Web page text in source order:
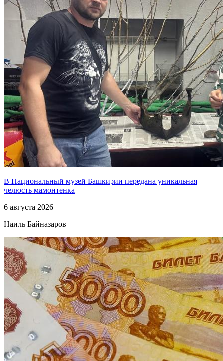
В Национальный музей Башкирии передана уникальная
челюсть мамонтенка
6 августа 2026
Наиль Байназаров